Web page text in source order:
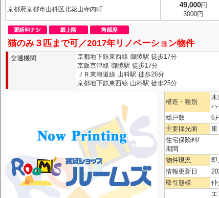
京都府京都市山科区北花山寺内町
49,000円
3000円
猫のみ３匹まで可／2017年リノベーション物件
交通機関
京都地下鉄東西線 御陵駅 徒歩17分
京阪京津線 御陵駅 徒歩17分
ＪＲ東海道線 山科駅 徒歩26分
京都地下鉄東西線 山科駅 徒歩25分
構造・種別
木
ハ
総戸数
6
主要採光面
東
住宅保険料/
期間
物件現況
情報更新日
取引態様
仲